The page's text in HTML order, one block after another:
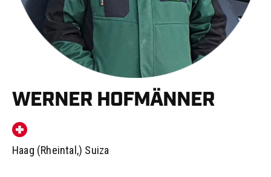
WERNER HOFMÄNNER
Haag (Rheintal,) Suiza